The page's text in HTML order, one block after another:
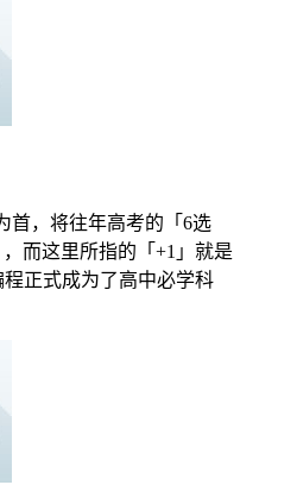
首，将往年高考的「6选
而这里所指的「+1」就是
正式成为了高中必学科